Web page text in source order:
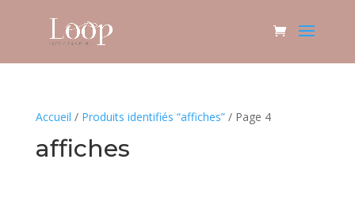
Accueil / Produits identifiés “affiches”/ Page 4
affiches